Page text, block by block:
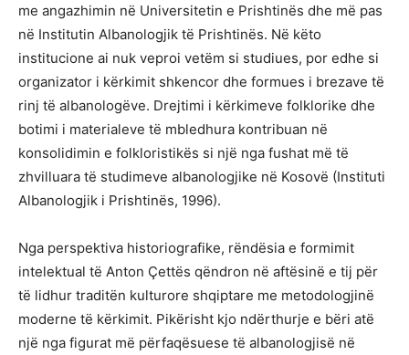
me angazhimin në Universitetin e Prishtinës dhe më pas
në Institutin Albanologjik të Prishtinës. Në këto
institucione ai nuk veproi vetëm si studiues, por edhe si
organizator i kërkimit shkencor dhe formues i brezave të
rinj të albanologëve. Drejtimi i kërkimeve folklorike dhe
botimi i materialeve të mbledhura kontribuan në
konsolidimin e folkloristikës si një nga fushat më të
zhvilluara të studimeve albanologjike në Kosovë (Instituti
Albanologjik i Prishtinës, 1996).
Nga perspektiva historiografike, rëndësia e formimit
intelektual të Anton Çettës qëndron në aftësinë e tij për
të lidhur traditën kulturore shqiptare me metodologjinë
moderne të kërkimit. Pikërisht kjo ndërthurje e bëri atë
një nga figurat më përfaqësuese të albanologjisë në